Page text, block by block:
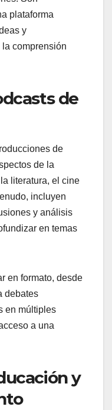
plataforma
y
comprensión
de
de
de la
literatura, el cine
incluyen
y análisis
en temas
en formato, desde
debates
en múltiples
a una
y